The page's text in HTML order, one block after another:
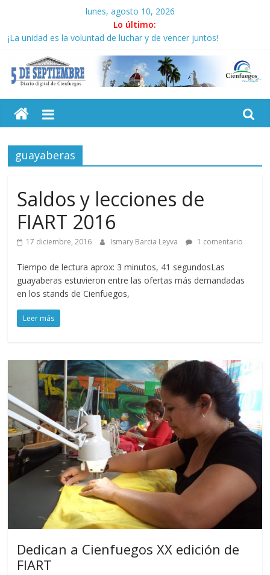
contenido
lunes, agosto 10, 2026
Lo último:
¡La unidad es la voluntad de luchar y de vencer juntos!
EEUU por el bombardeo atómico de 1945
China urge a EEUU a no difamar relaciones con Cuba
Flexibilización y vigencia a conocer por actores económicos en
En Cuba, una educación desde y al servicio del pueblo
5
Septiembre
Diario
Cienfuegos,
Cuba
guayaberas
Saldos y lecciones de
FIART 2016
17 diciembre, 2016 Ismary Barcia Leyva 1 comentario
Tiempo de lectura aprox: 3 minutos, 41 segundosLas
guayaberas estuvieron entre las ofertas más demandadas
en los stands de Cienfuegos,
Leer más
Dedican a Cienfuegos XX edición de
FIART